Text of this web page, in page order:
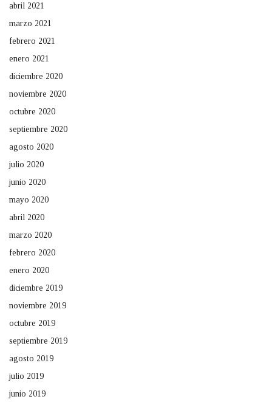
abril 2021
marzo 2021
febrero 2021
enero 2021
diciembre 2020
noviembre 2020
octubre 2020
septiembre 2020
agosto 2020
julio 2020
junio 2020
mayo 2020
abril 2020
marzo 2020
febrero 2020
enero 2020
diciembre 2019
noviembre 2019
octubre 2019
septiembre 2019
agosto 2019
julio 2019
junio 2019